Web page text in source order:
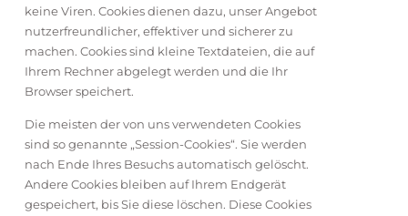
keine Viren. Cookies dienen dazu, unser Angebot
nutzerfreundlicher, effektiver und sicherer zu
machen. Cookies sind kleine Textdateien, die auf
Ihrem Rechner abgelegt werden und die Ihr
Browser speichert.
Die meisten der von uns verwendeten Cookies
sind so genannte „Session-Cookies“. Sie werden
nach Ende Ihres Besuchs automatisch gelöscht.
Andere Cookies bleiben auf Ihrem Endgerät
gespeichert, bis Sie diese löschen. Diese Cookies